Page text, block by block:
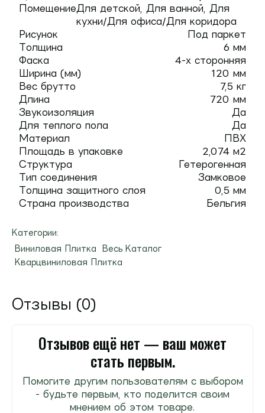
ПомещениеДля детской, Для ванной, Для
кухни/Для офиса/Для коридора
Рисунок
Под паркет
Толщина
6 мм
Фаска
4-х сторонняя
Ширина (мм)
120 мм
Вес брутто
7,5 кг
Длина
720 мм
Звукоизоляция
Да
Для теплого пола
Да
Материал
ПВХ
Площадь в упаковке
2,074 м2
Структура
Гетерогенная
Тип соединения
Замковое
Толщина защитного слоя
0,5 мм
Страна производства
Бельгия
Категории:
Виниловая Плитка
Весь Каталог
Кварцвиниловая Плитка
Отзывы (0)
Отзывов ещё нет — ваш может
стать первым.
Помогите другим пользователям с выбором
- будьте первым, кто поделится своим
мнением об этом товаре.